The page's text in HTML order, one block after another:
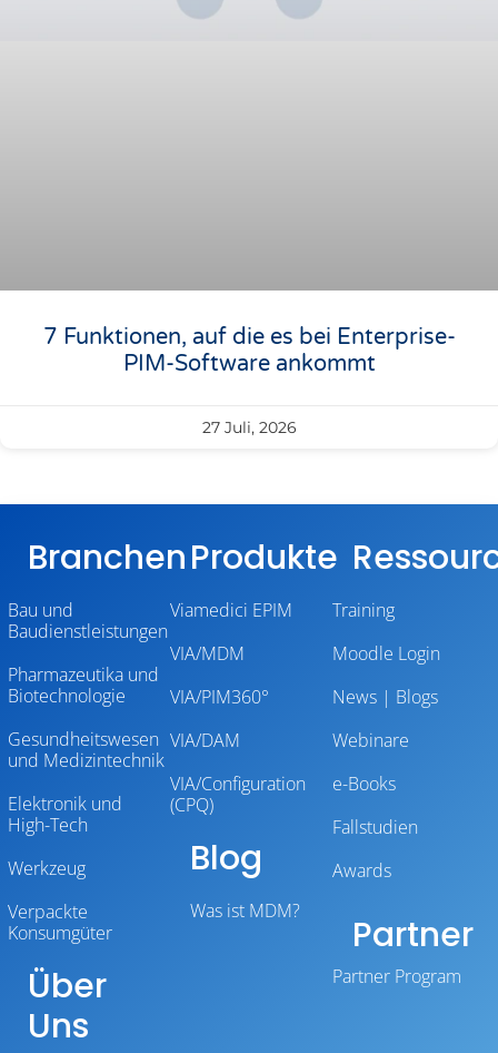
7 Funktionen, auf die es bei Enterprise-
PIM-Software ankommt
27 Juli, 2026
Branchen
Bau und
Baudienstleistungen
Pharmazeutika und
Biotechnologie
Gesundheitswesen
und Medizintechnik
Elektronik und
High-Tech
Werkzeug
Verpackte
Konsumgüter
Über
Uns
Produkte
Viamedici EPIM
VIA/MDM
VIA/PIM360°
VIA/DAM
VIA/Configuration
(CPQ)
Blog
Was ist MDM?
Training
Moodle Login
News | Blogs
Webinare
e-Books
Fallstudien
Awards
Partner
Partner Program